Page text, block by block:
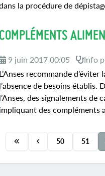
la procédure de
COMPLÉMENTS
9 juin 2017 00:05 Info
L’Anses recommande
l’absence de besoins
l’Anses, des signalements de
impliquant des compléments
50 51